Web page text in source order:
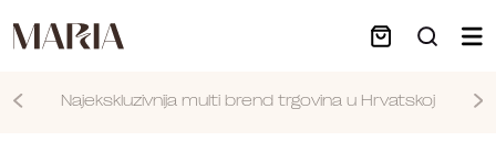
Najekskluzivnija multi brend trgovina u Hrvatskoj